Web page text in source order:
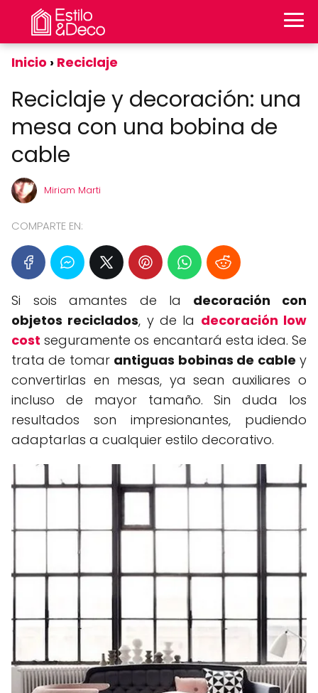
Inicio Reciclaje
Reciclaje y decoración: una
mesa con una bobina de
cable
Miriam Marti
COMPARTE EN:
Si sois amantes de la decoración con
objetos reciclados, y de la decoración low
cost seguramente os encantará esta idea. Se
trata de tomar antiguas bobinas de cable y
convertirlas en mesas, ya sean auxiliares o
incluso de mayor tamaño. Sin duda los
resultados son impresionantes, pudiendo
adaptarlas a cualquier estilo decorativo.